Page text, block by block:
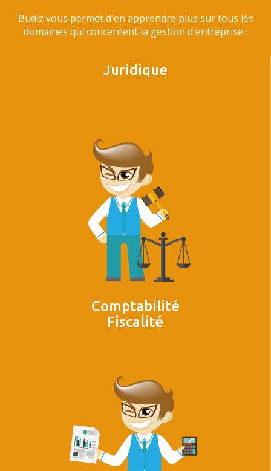
Budiz vous permet d'en apprendre plus sur tous les
domaines qui concernent la gestion d'entreprise :
Juridique
Comptabilité
Fiscalité